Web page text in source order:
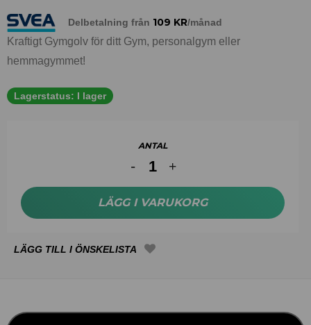
Delbetalning från 109 KR/månad
Kraftigt Gymgolv för ditt Gym, personalgym eller
hemmagymmet!
Lagerstatus: I lager
ANTAL
LÄGG I VARUKORG